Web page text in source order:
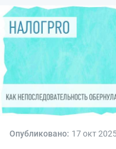
07.08
Госпошлину за
отменить
#новости
07.08
Важно
#новости
Опубликовано: 17 окт